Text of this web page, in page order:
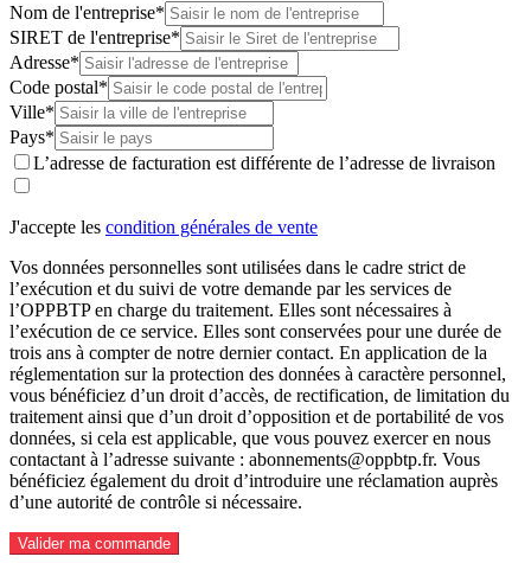
Nom de l'entreprise*
SIRET de l'entreprise*
Adresse*
Code postal*
Ville*
Pays*
L’adresse de facturation est différente de l’adresse de livraison
J'accepte les condition générales de vente
Vos données personnelles sont utilisées dans le cadre strict de
l’exécution et du suivi de votre demande par les services de
l’OPPBTP en charge du traitement. Elles sont nécessaires à
l’exécution de ce service. Elles sont conservées pour une durée de
trois ans à compter de notre dernier contact. En application de la
réglementation sur la protection des données à caractère personnel,
vous bénéficiez d’un droit d’accès, de rectification, de limitation du
traitement ainsi que d’un droit d’opposition et de portabilité de vos
données, si cela est applicable, que vous pouvez exercer en nous
contactant à l’adresse suivante : abonnements@oppbtp.fr. Vous
bénéficiez également du droit d’introduire une réclamation auprès
d’une autorité de contrôle si nécessaire.
Valider ma commande